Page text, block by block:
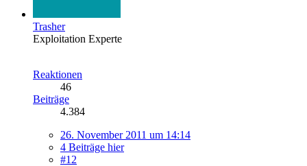
Trasher
Exploitation Experte
Reaktionen
46
Beiträge
4.384
26. November 2011 um 14:14
4 Beiträge hier
#12